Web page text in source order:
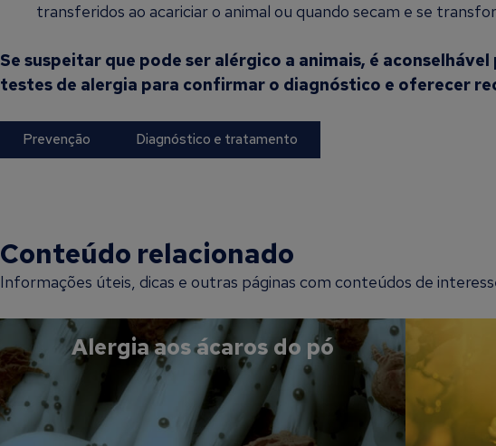
transferidos ao acariciar o animal ou quando secam e se
Se suspeitar que pode ser alérgico a animais, é
testes de alergia para confirmar o diagnóstico e oferecer
Prevenção Diagnóstico e tratamento
Conteúdo relacionado
Informações úteis, dicas e outras páginas com conteúdos de
Alergia aos ácaros do pó